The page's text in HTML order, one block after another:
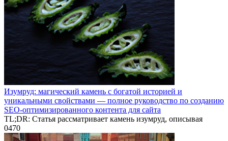
Изумруд: магический камень с богатой историей и
уникальными свойствами — полное руководство по созданию
SEO-оптимизированного контента для сайта
TL;DR: Статья рассматривает камень изумруд, описывая
0470